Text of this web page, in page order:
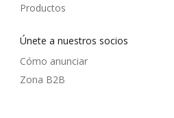
Productos
Únete a nuestros socios
Cómo anunciar
Zona B2B